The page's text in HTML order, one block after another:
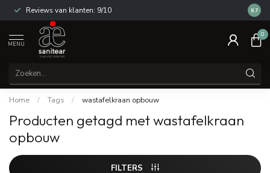
Reviews van klanten: 9/10 14
8.7
MENU
0
Home / Tags / wastafelkraan opbouw
Producten getagd met wastafelkraan
opbouw
FILTERS